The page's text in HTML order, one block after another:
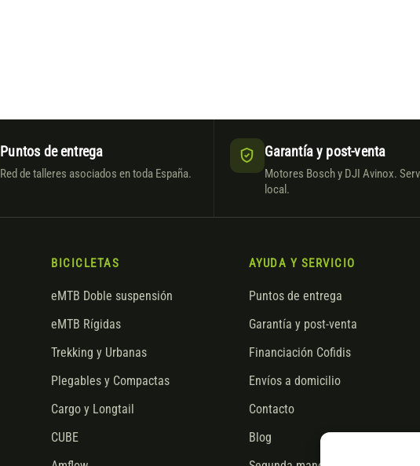
Puntos de entrega
Red de talleres asociados en toda España.
Garantía y post-venta
Motores Bosch y DJI Avinox.
local.
BICICLETAS
eMTB Doble suspensión
eMTB Rígidas
Trekking y Urbanas
Plegables y Compactas
Cargo y Longtail
CUBE
AYUDA Y SERVICIO
Puntos de entrega
Garantía y post-venta
Financiación Cofidis
Envíos a domicilio
Contacto
Blog